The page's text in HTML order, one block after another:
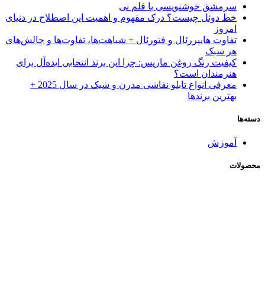
سرمشق خوشنویسی با قلم نی
خط دوئل چیست؟ درک مفهوم و اهمیت این اصطلاح در دنیای
امروز
تفاوت هایپررئال و فتورئال + شباهت‌ها، تفاوت‌ها و چالش‌های
هر سبک
کیفیت رنگ روغن ماریس: چرا این برند انتخابی ایده‌آل برای
هنرمندان است؟
معرفی انواع تابلو نقاشی مدرن و شیک در سال 2025 +
بهترین برندها
دسته‌ها
آموزش
محصولات